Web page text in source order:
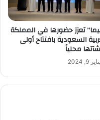
تعزز حضورها في المملكة
السعودية بافتتاح أولى
محلياً
9, 2024